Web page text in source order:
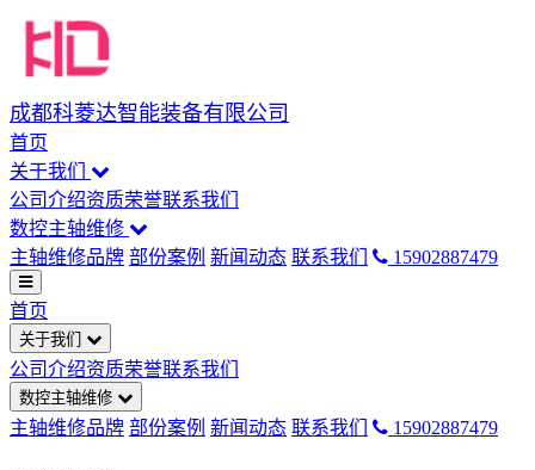
成都科菱达智能装备有限公司
首页
关于我们
公司介绍资质荣誉联系我们
数控主轴维修
主轴维修品牌 部份案例 新闻动态 联系我们 15902887479
首页
关于我们
公司介绍资质荣誉联系我们
数控主轴维修
主轴维修品牌 部份案例 新闻动态 联系我们 15902887479